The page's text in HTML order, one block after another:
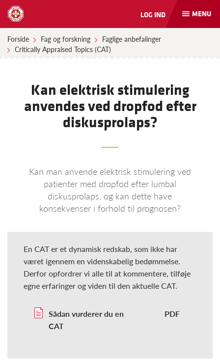
Åbn
og
MENU
LOG IND
Forside Fag og forskning
Faglige anbefalinger
Critically Appraised Topics (CAT)
Kan elektrisk stimulering
anvendes ved dropfod efter
diskusprolaps?
Kan man anvende elektrisk stimulering ved
patienter med dropfod efter lumbal
diskusprolaps, og kan dette have
konsekvenser i forhold til prognosen?
En CAT er et dynamisk redskab, som ikke har
været igennem en videnskabelig bedømmelse.
Derfor opfordrer vi alle til at kommentere, tilføje
egne erfaringer og viden til den aktuelle CAT.
Sådan vurderer du en
CAT